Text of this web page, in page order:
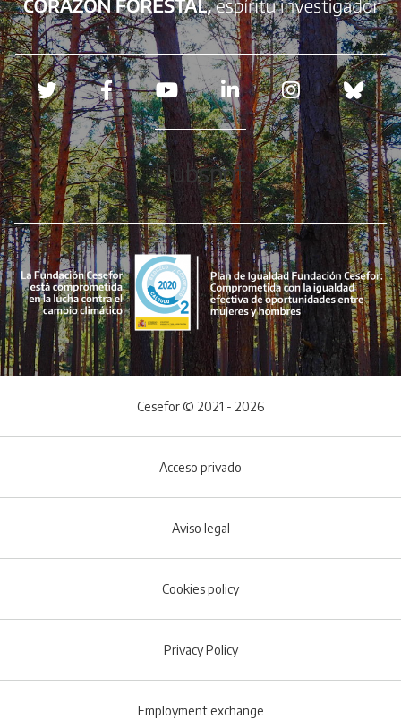
Redes sociales
Hubspot
Cesefor © 2021 - 2026
Acceso privado
Aviso legal
Cookies policy
Privacy Policy
Employment exchange